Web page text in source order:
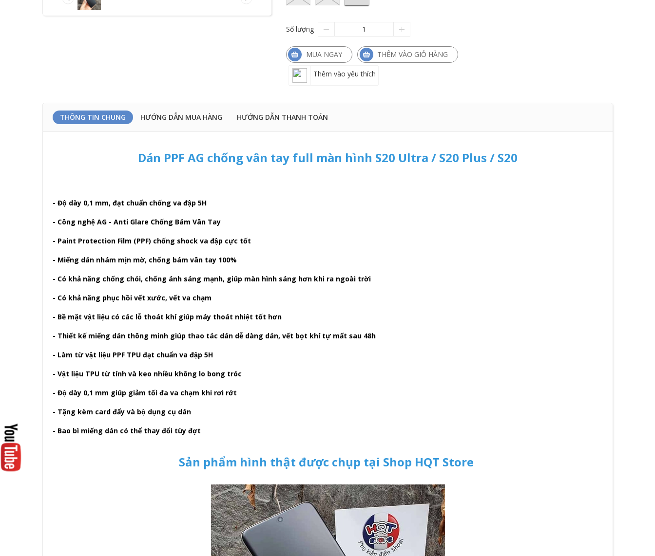
Số lượng
MUA NGAY THÊM VÀO GIỎ HÀNG
Thêm vào yêu thích
THÔNG TIN CHUNG HƯỚNG DẪN MUA HÀNG HƯỚNG DẪN THANH TOÁN
Dán PPF AG chống vân tay full màn hình S20 Ultra / S20 Plus / S20
- Độ dày 0,1 mm, đạt chuẩn chống va đập 5H
- Công nghệ AG - Anti Glare Chống Bám Vân Tay
- Paint Protection Film (PPF) chống shock va đập cực tốt
- Miếng dán nhám mịn mờ, chống bám vân tay 100%
- Có khả năng chống chói, chống ánh sáng mạnh, giúp màn hình sáng hơn khi ra ngoài trời
- Có khả năng phục hồi vết xước, vết va chạm
- Bề mặt vật liệu có các lỗ thoát khí giúp máy thoát nhiệt tốt hơn
- Thiết kế miếng dán thông minh giúp thao tác dán dễ dàng dán, vết bọt khí tự mất sau 48h
- Làm từ vật liệu PPF TPU đạt chuẩn va đập 5H
- Vật liệu TPU từ tính và keo nhiều không lo bong tróc
- Độ dày 0,1 mm giúp giảm tối đa va chạm khi rơi rớt
- Tặng kèm card đẩy và bộ dụng cụ dán
- Bao bì miếng dán có thể thay đổi tùy đợt
Sản phẩm hình thật được chụp tại Shop HQT Store